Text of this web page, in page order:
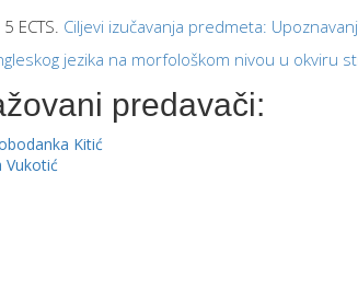
ECTS. Ciljevi izučavanja predmeta:
jezika na morfološkom nivou u okviru
predavači:
Kitić
Vukotić